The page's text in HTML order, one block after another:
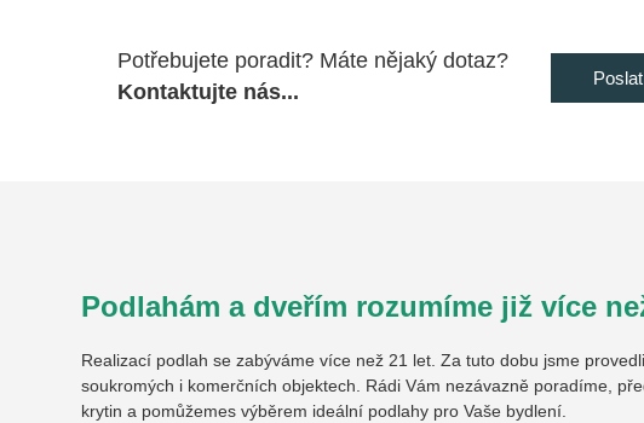
Potřebujete poradit? Máte nějaký dotaz?
Kontaktujte nás...
Podlahám a dveřím rozumíme již více
Realizací podlah se zabýváme více než 21 let. Za tuto dobu jsme
soukromých i komerčních objektech. Rádi Vám nezávazně poradíme,
krytin a pomůžemes výběrem ideální podlahy pro Vaše bydlení.